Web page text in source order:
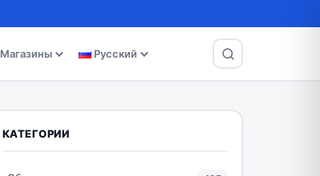
Магазины Русский
КАТЕГОРИИ